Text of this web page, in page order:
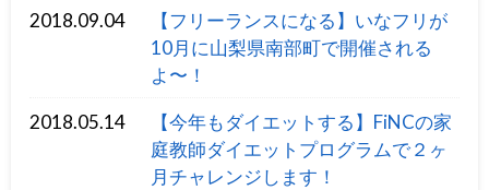
2018.09.04
【フリーランスになる】いなフリが
10月に山梨県南部町で開催される
よ〜！
2018.05.14
【今年もダイエットする】FiNCの家
庭教師ダイエットプログラムで２ヶ
月チャレンジします！